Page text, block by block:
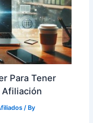
Para Tener
Afiliación
/ By